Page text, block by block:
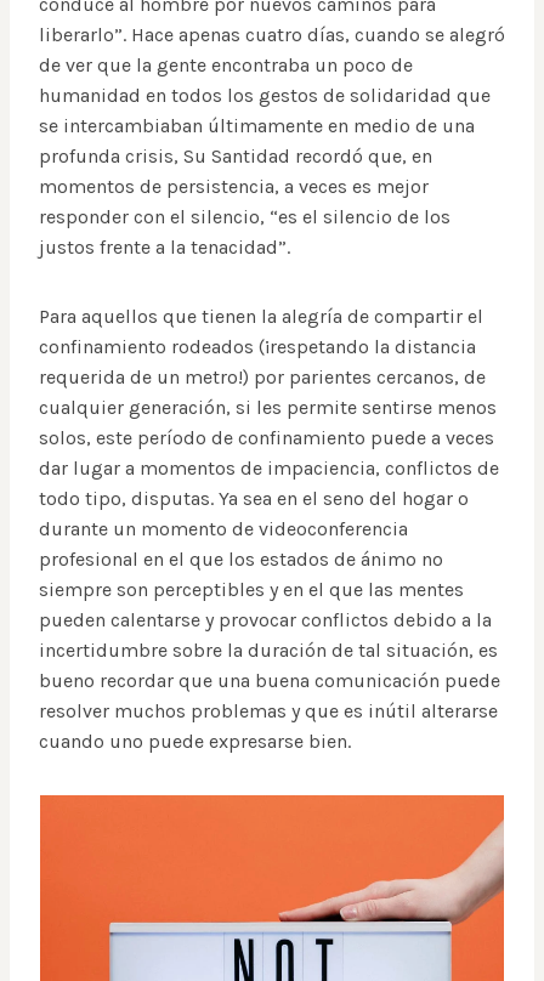
liberarlo”. Hace apenas cuatro días, cuando se alegró
de ver que la gente encontraba un poco de
humanidad en todos los gestos de solidaridad que
se intercambiaban últimamente en medio de una
profunda crisis, Su Santidad recordó que, en
momentos de persistencia, a veces es mejor
responder con el silencio, “es el silencio de los
justos frente a la tenacidad”.
Para aquellos que tienen la alegría de compartir el
confinamiento rodeados (¡respetando la distancia
requerida de un metro!) por parientes cercanos, de
cualquier generación, si les permite sentirse menos
solos, este período de confinamiento puede a veces
dar lugar a momentos de impaciencia, conflictos de
todo tipo, disputas. Ya sea en el seno del hogar o
durante un momento de videoconferencia
profesional en el que los estados de ánimo no
siempre son perceptibles y en el que las mentes
pueden calentarse y provocar conflictos debido a la
incertidumbre sobre la duración de tal situación, es
bueno recordar que una buena comunicación puede
resolver muchos problemas y que es inútil alterarse
cuando uno puede expresarse bien.